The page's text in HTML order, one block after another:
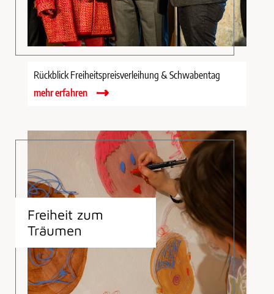
Rückblick Freiheitspreisverleihung & Schwabentag
mehr erfahren
Freiheit zum
Träumen